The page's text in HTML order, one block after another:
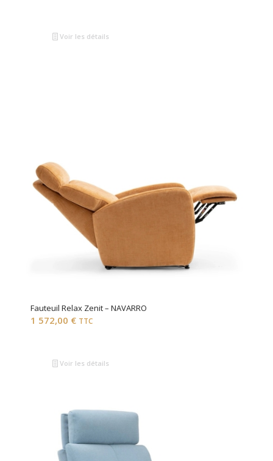
Voir les détails
Fauteuil Relax Zenit – NAVARRO
1 572,00 € TTC
Voir les détails